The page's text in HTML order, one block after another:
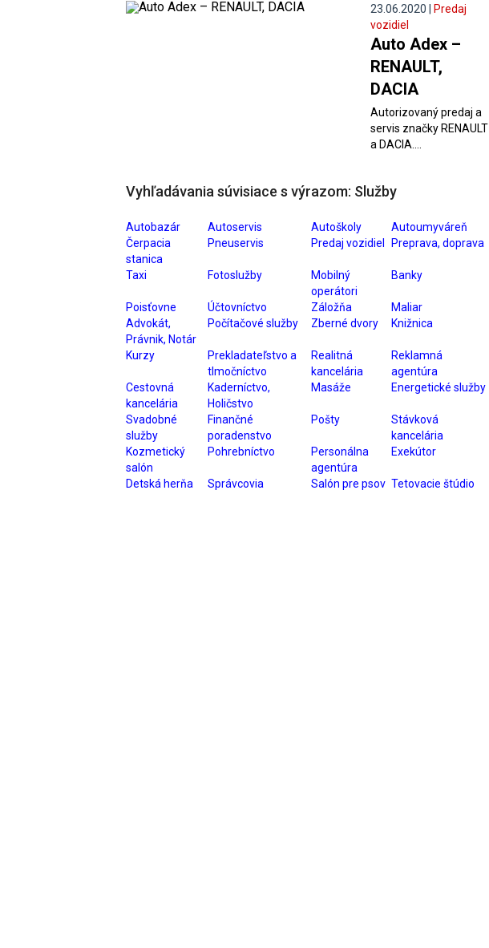
23.06.2020 |
Predaj
vozidiel
Auto Adex –
RENAULT,
DACIA
Autorizovaný predaj a
servis značky RENAULT
a DACIA....
Vyhľadávania súvisiace s výrazom: Služby
Autobazár Autoservis Autoškoly
Autoumyváreň
Čerpacia
stanica
Pneuservis Predaj vozidiel Preprava, doprava
Taxi Fotoslužby
Mobilný
operátori
Banky
Poisťovne Účtovníctvo Záložňa
Maliar
Advokát,
Právnik, Notár
Počítačové služby Zberné dvory Knižnica
Kurzy
Prekladateľstvo a
tlmočníctvo
Realitná
kancelária
Reklamná
agentúra
Cestovná
kancelária
Kaderníctvo,
Holičstvo
Masáže Energetické služby
Svadobné
služby
Finančné
poradenstvo
Pošty
Stávková
kancelária
Kozmetický
salón
Pohrebníctvo
Personálna
agentúra
Exekútor
Detská herňa Správcovia Salón pre psov Tetovacie štúdio